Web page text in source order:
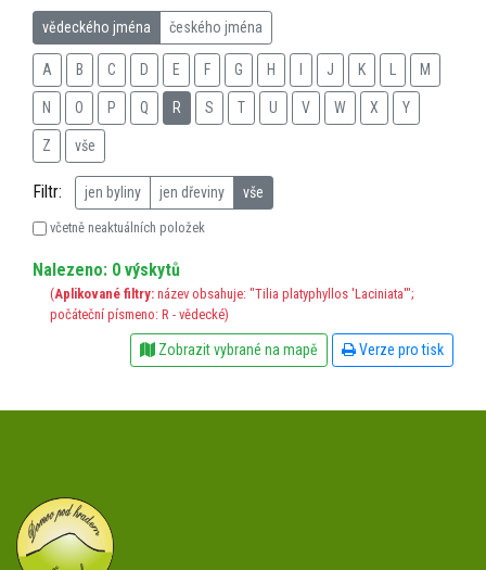
vědeckého jména českého jména
A B C D E F G H J K M
N O P Q R S T U V W X Y
Z vše
Filtr: jen byliny jen dřeviny vše
včetně neaktuálních položek
Nalezeno: 0 výskytů
(Aplikované filtry: název obsahuje: "Tilia platyphyllos 'Laciniata'";
počáteční písmeno: R - vědecké)
Zobrazit vybrané na mapě Verze pro tisk